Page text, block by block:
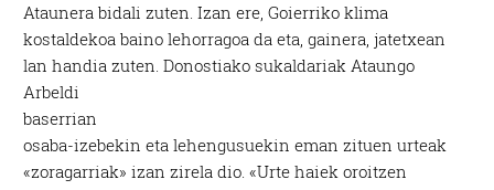
Ataunera bidali zuten. Izan ere, Goierriko klima
kostaldekoa baino lehorragoa da eta, gainera, jatetxean
lan handia zuten.Donostiako sukaldariak Ataungo
Arbeldi
baserrian
osaba-izebekin eta lehengusuekin eman zituen urteak
«zoragarriak» izan zirela dio. «Urte haiek oroitzen